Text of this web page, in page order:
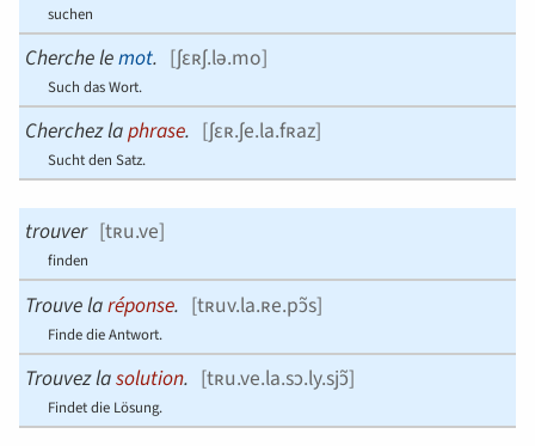
suchen
Cherche lemot. [ʃɛʀʃ.lə.mo]
Such das Wort.
Cherchez laphrase. [ʃɛʀ.ʃe.la.fʀaz]
Sucht den Satz.
trouver [tʀu.ve]
finden
Trouve laréponse. [tʀuv.la.ʀe.pɔ̃s]
Finde die Antwort.
Trouvez lasolution. [tʀu.ve.la.sɔ.ly.sjɔ̃]
Findet die Lösung.